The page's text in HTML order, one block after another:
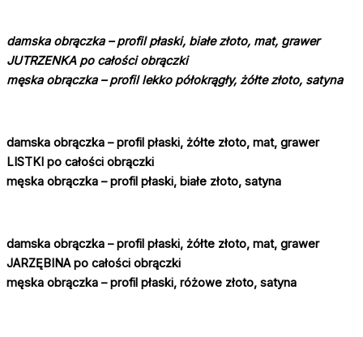
damska obrączka – profil płaski, białe złoto, mat, grawer
JUTRZENKA po całości obrączki
męska obrączka – profil lekko półokrągły, żółte złoto, satyna
damska obrączka – profil płaski, żółte złoto, mat, grawer
LISTKI po całości obrączki
męska obrączka – profil płaski, białe złoto, satyna
damska obrączka – profil płaski, żółte złoto, mat, grawer
JARZĘBINA po całości obrączki
męska obrączka – profil płaski, różowe złoto, satyna